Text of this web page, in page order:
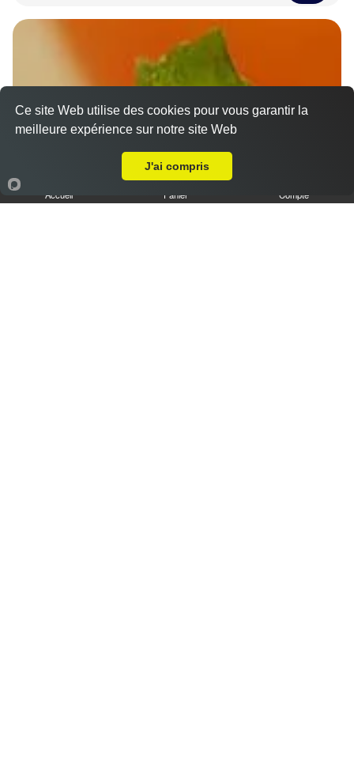
Accueil Panier Compte
Ce site Web utilise des cookies pour vous garantir la
meilleure expérience sur notre site Web
J'ai compris